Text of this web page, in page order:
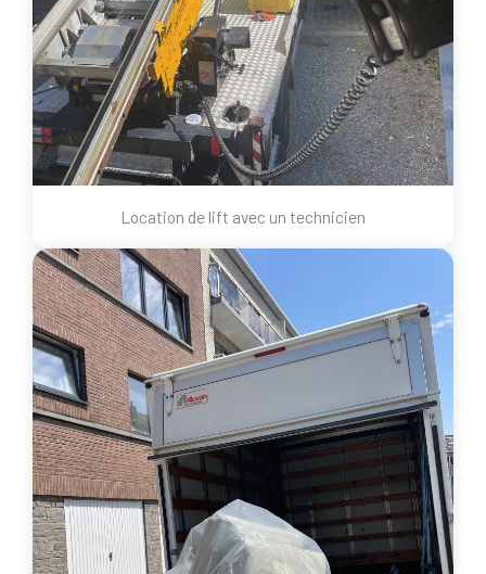
Location de lift avec un technicien